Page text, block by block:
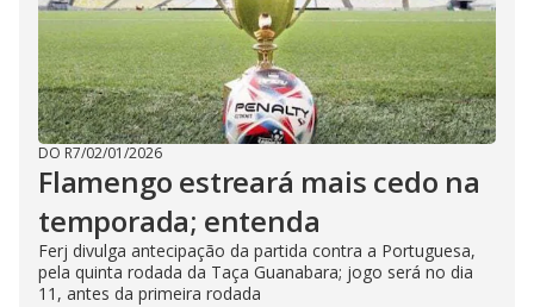
DO R7/02/01/2026
Flamengo estreará mais cedo na
temporada; entenda
Ferj divulga antecipação da partida contra a Portuguesa,
pela quinta rodada da Taça Guanabara; jogo será no dia
11, antes da primeira rodada